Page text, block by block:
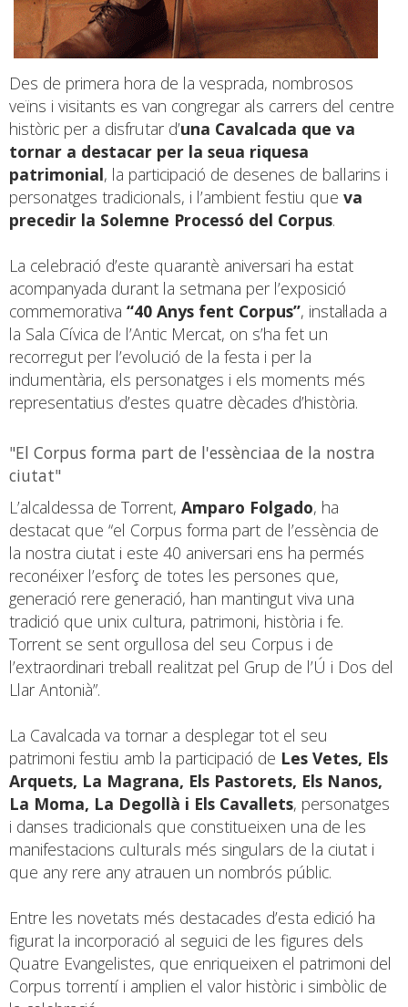
Des de primera hora de la vesprada, nombrosos
veïns i visitants es van congregar als carrers del centre
històric per a disfrutar d’una Cavalcada que va
tornar a destacar per la seua riquesa
patrimonial, la participació de desenes de ballarins i
personatges tradicionals, i l’ambient festiu que va
precedir la Solemne Processó del Corpus.
La celebració d’este quarantè aniversari ha estat
acompanyada durant la setmana per l’exposició
commemorativa “40 Anys fent Corpus”, instal·lada a
la Sala Cívica de l’Antic Mercat, on s’ha fet un
recorregut per l’evolució de la festa i per la
indumentària, els personatges i els moments més
representatius d’estes quatre dècades d’història.
"El Corpus forma part de l'essènciaa de la nostra
ciutat"
L’alcaldessa de Torrent, Amparo Folgado, ha
destacat que “el Corpus forma part de l’essència de
la nostra ciutat i este 40 aniversari ens ha permés
reconéixer l’esforç de totes les persones que,
generació rere generació, han mantingut viva una
tradició que unix cultura, patrimoni, història i fe.
Torrent se sent orgullosa del seu Corpus i de
l’extraordinari treball realitzat pel Grup de l’Ú i Dos del
Llar Antonià”.
La Cavalcada va tornar a desplegar tot el seu
patrimoni festiu amb la participació de Les Vetes, Els
Arquets, La Magrana, Els Pastorets, Els Nanos,
La Moma, La Degollà i Els Cavallets, personatges
i danses tradicionals que constitueixen una de les
manifestacions culturals més singulars de la ciutat i
que any rere any atrauen un nombrós públic.
Entre les novetats més destacades d’esta edició ha
figurat la incorporació al seguici de les figures dels
Quatre Evangelistes, que enriqueixen el patrimoni del
Corpus torrentí i amplien el valor històric i simbòlic de